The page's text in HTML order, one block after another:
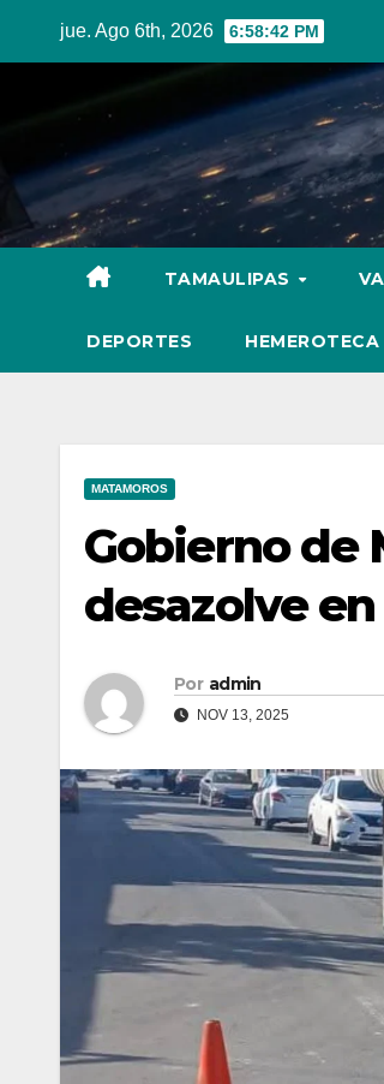
jue. Ago 6th, 2026 6:58:43 PM
TAMAULIPAS
DEPORTES HEMEROTECA
MATAMOROS
Gobierno de
desazolve
Por admin
NOV 13, 2025